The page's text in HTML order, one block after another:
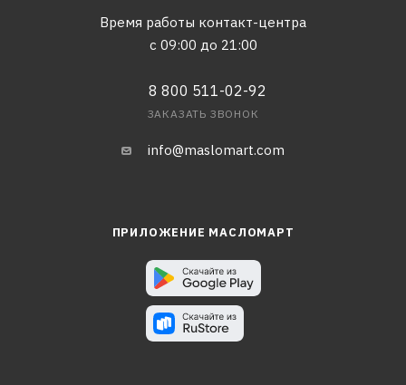
Время работы контакт-центра
с 09:00 до 21:00
8 800 511-02-92
ЗАКАЗАТЬ ЗВОНОК
info@maslomart.com
ПРИЛОЖЕНИЕ МАСЛОМАРТ